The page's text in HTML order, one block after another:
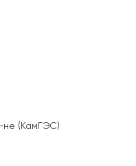
не (КамГЭС)